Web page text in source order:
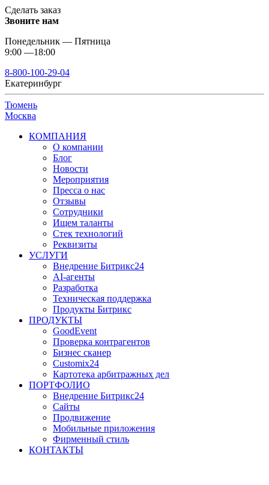
Сделать заказ
Звоните нам
Понедельник — Пятница
9:00 —18:00
8-800-100-29-04
Екатеринбург
Тюмень
Москва
КОМПАНИЯ
О компании
Блог
Новости
Мероприятия
Пресса о нас
Отзывы
Сотрудники
Ищем таланты
Стек технологий
Реквизиты
УСЛУГИ
Внедрение Битрикс24
AI-агенты
Разработка
Техническая поддержка
Продукты Битрикс
ПРОДУКТЫ
GoodEvent
Проверка контрагентов
Бизнес сканер
Customix24
Картотека арбитражных дел
ПОРТФОЛИО
Внедрение Битрикс24
Сайты
Продвижение
Мобильные приложения
Фирменный стиль
КОНТАКТЫ